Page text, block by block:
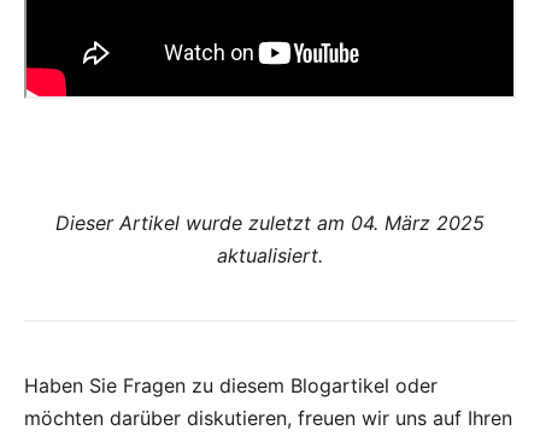
Dieser Artikel wurde zuletzt am 04. März 2025
aktualisiert.
Haben Sie Fragen zu diesem Blogartikel oder
möchten darüber diskutieren, freuen wir uns auf Ihren